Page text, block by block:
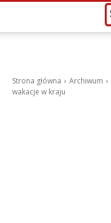
Strona główna Archiwum
wakacje w kraju